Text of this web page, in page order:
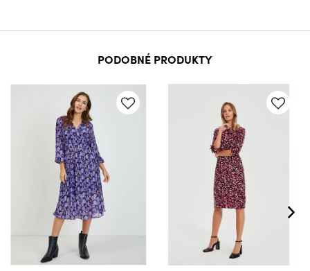
PODOBNÉ PRODUKTY